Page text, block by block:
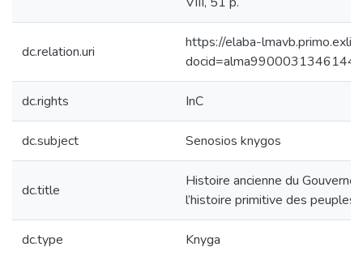
dc.relation.uri
https://elaba-
dc.rights InC
dc.subject Senosios knygos
dc.title
Histoire ancienne du
l’histoire primitive des peuples
dc.type Knyga